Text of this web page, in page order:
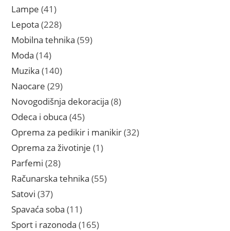
Lampe 4141
proizvod
Lepota 228228
proizvoda
Mobilna tehnika 5959
Moda 1414
proizvoda
Muzika 140140
proizvoda
Naocare 2929
proizvoda
Novogodišnja dekoracija 88
Odeca i obuca 4545
proizvoda
Oprema za pedikir i manikir 3232
Oprema za životinje 11
Parfemi 2828
proizvoda
Računarska tehnika 5555
Satovi 3737
proizvoda
Spavaća soba 1111
proizvoda
Sport i razonoda 165165